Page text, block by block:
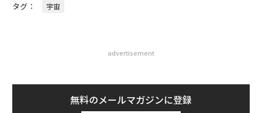
タグ： 宇宙
advertisement
無料のメールマガジンに登録